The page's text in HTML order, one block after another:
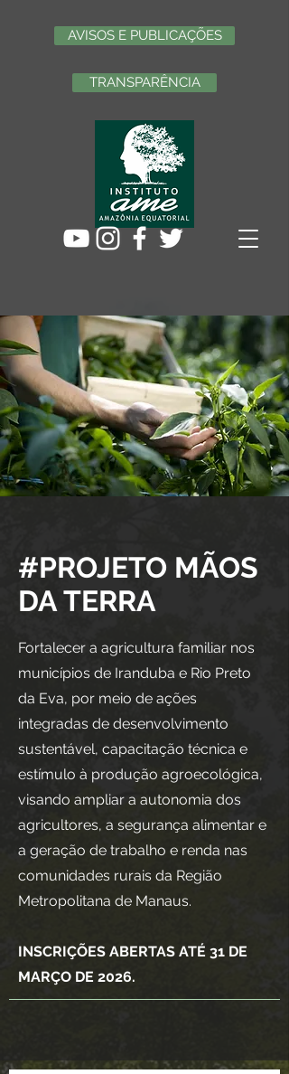
TRANSPARÊNCIA
AVISOS E PUBLICAÇÕES
#PROJETO MÃOS
DA TERRA
Fortalecer a agricultura familiar nos
municípios de Iranduba e Rio Preto
da Eva, por meio de ações
integradas de desenvolvimento
sustentável, capacitação técnica e
estímulo à produção agroecológica,
visando ampliar a autonomia dos
agricultores, a segurança alimentar e
a geração de trabalho e renda nas
comunidades rurais da Região
Metropolitana de Manaus.
INSCRIÇÕES ABERTAS ATÉ 31 DE
MARÇO DE 2026.